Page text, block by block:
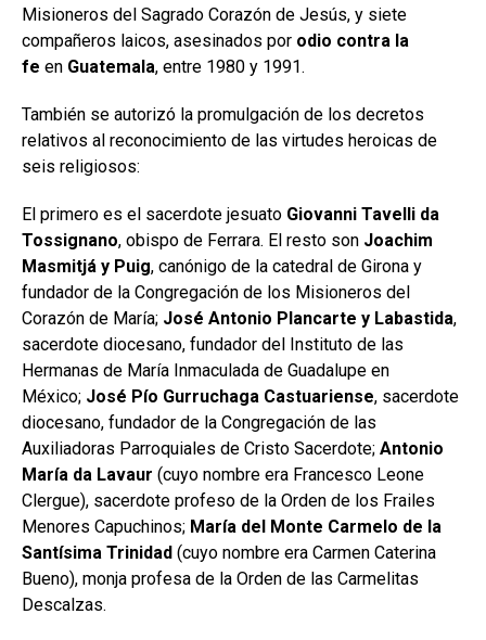
Misioneros del Sagrado Corazón de Jesús, y siete
compañeros laicos, asesinados por odio contra la
fe en Guatemala, entre 1980 y 1991.
También se autorizó la promulgación de los decretos
relativos al reconocimiento de las virtudes heroicas de
seis religiosos:
El primero es el sacerdote jesuato Giovanni Tavelli da
Tossignano, obispo de Ferrara. El resto son Joachim
Masmitjá y Puig, canónigo de la catedral de Girona y
fundador de la Congregación de los Misioneros del
Corazón de María; José Antonio Plancarte y Labastida,
sacerdote diocesano, fundador del Instituto de las
Hermanas de María Inmaculada de Guadalupe en
México; José Pío Gurruchaga Castuariense, sacerdote
diocesano, fundador de la Congregación de las
Auxiliadoras Parroquiales de Cristo Sacerdote; Antonio
María da Lavaur (cuyo nombre era Francesco Leone
Clergue), sacerdote profeso de la Orden de los Frailes
Menores Capuchinos; María del Monte Carmelo de la
Santísima Trinidad (cuyo nombre era Carmen Caterina
Bueno), monja profesa de la Orden de las Carmelitas
Descalzas.